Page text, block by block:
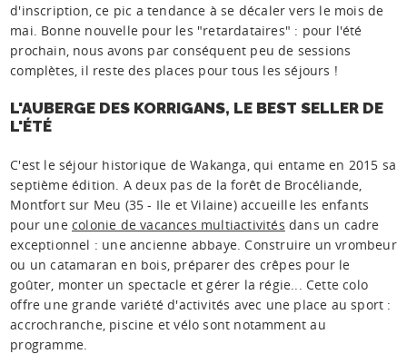
d'inscription, ce pic a tendance à se décaler vers le mois de
mai. Bonne nouvelle pour les "retardataires" : pour l'été
prochain, nous avons par conséquent peu de sessions
complètes, il reste des places pour tous les séjours !
L'AUBERGE DES KORRIGANS, LE BEST SELLER DE
L'ÉTÉ
C'est le séjour historique de Wakanga, qui entame en 2015 sa
septième édition. A deux pas de la forêt de Brocéliande,
Montfort sur Meu (35 - Ile et Vilaine) accueille les enfants
pour unecolonie de vacances multiactivités dans un cadre
exceptionnel : une ancienne abbaye. Construire un vrombeur
ou un catamaran en bois, préparer des crêpes pour le
goûter, monter un spectacle et gérer la régie... Cette colo
offre une grande variété d'activités avec une place au sport :
accrochranche, piscine et vélo sont notamment au
programme.